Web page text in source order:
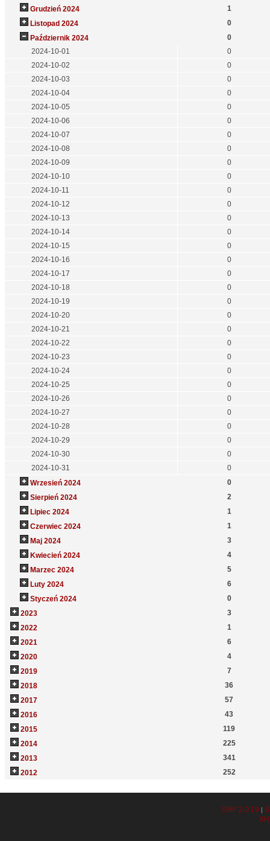
Grudzień 2024
1
Listopad 2024
0
Październik 2024
0
2024-10-01
0
2024-10-02
0
2024-10-03
0
2024-10-04
0
2024-10-05
0
2024-10-06
0
2024-10-07
0
2024-10-08
0
2024-10-09
0
2024-10-10
0
2024-10-11
0
2024-10-12
0
2024-10-13
0
2024-10-14
0
2024-10-15
0
2024-10-16
0
2024-10-17
0
2024-10-18
0
2024-10-19
0
2024-10-20
0
2024-10-21
0
2024-10-22
0
2024-10-23
0
2024-10-24
0
2024-10-25
0
2024-10-26
0
2024-10-27
0
2024-10-28
0
2024-10-29
0
2024-10-30
0
2024-10-31
0
Wrzesień 2024
0
Sierpień 2024
2
Lipiec 2024
1
Czerwiec 2024
1
Maj 2024
3
Kwiecień 2024
4
Marzec 2024
5
Luty 2024
6
Styczeń 2024
0
2023
3
2022
1
2021
6
2020
4
2019
7
2018
36
2017
57
2016
43
2015
119
2014
225
2013
341
2012
252
SMF 2.0.19